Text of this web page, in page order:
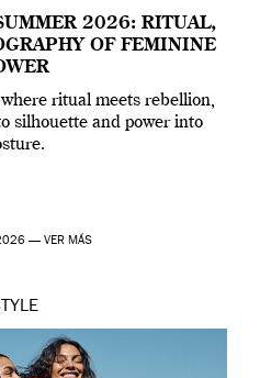
2026: RITUAL,
OF FEMININE
ritual meets rebellion,
silhouette and power into
— VER MÁS